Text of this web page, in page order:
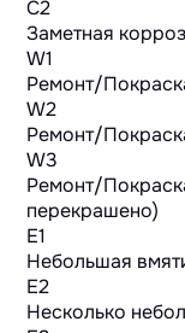
C2
Заметная
W1
Ремонт/
W2
Ремонт/
W3
Ремонт/
перекрашено)
E1
Небольшая
E2
Несколько